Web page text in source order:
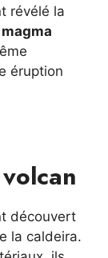
révélé la
éruption
découvert
la caldeira.